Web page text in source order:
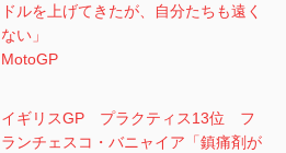
ドルを上げてきたが、自分たちも遠く
ない」
MotoGP
イギリスGP プラクティス13位 フ
ランチェスコ・バニャイア「鎮痛剤が